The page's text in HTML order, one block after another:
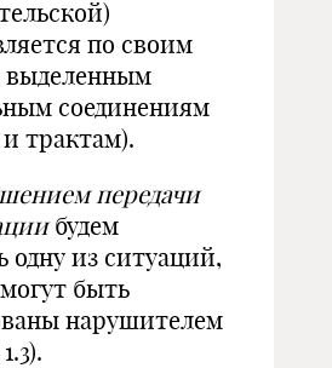
по своим
выделенным
соединениям
трактам).
передачи
будем
одну из ситуаций,
быть
нарушителем